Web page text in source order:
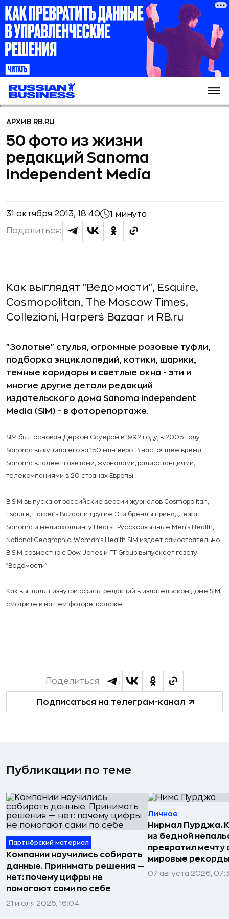
АРХИВ RB.RU
50 фото из жизни
редакций Sanoma
Independent Media
31 октября 2013, 18:40 1 минута
Поделиться:
Как выглядят "Ведомости", Esquire,
Cosmopolitan, The Moscow Times,
Collezioni, Harper`s Bazaar и RB.ru
"Золотые" стулья, огромные розовые туфли,
подборка энциклопедий, котики, шарики,
темные коридоры и светлые окна - эти и
многие другие детали редакций
издательского дома Sanoma Independent
Media (SIM) - в фоторепортаже.
SIM был основан Дерком Сауером в 1992 году, в 2005 году
Sanoma выкупила его за 150 млн евро. В настоящее время
Sanoma владеет газетами, журналами, радиостанциями,
телекомпаниями в 20 странах Европы.
В SIM выпускают российские версии журналов Cosmopolitan,
Esquire, Harper's Bazaar и другие. Эти бренды принадлежат
Sanoma и медиахолдингу Hearst. Русскоязычные Men's Health,
National Geographic, Woman's Health SIM издает самостоятельно.
В SIM совместно с Dow Jones и FT Group выпускает газету
"Ведомости".
Как выглядят изнутри офисы редакций в издательском доме SIM,
смотрите в нашем фоторепортаже:
Подписаться на телеграм-канал
Поделиться:
Публикации по теме
Партнёрский материал
Компании научились собирать
данные. Принимать решения —
нет: почему цифры не
помогают сами по себе
21 июля 2026, 16:04
Личное
Нирмал Пурджа.
из бедной
превратил мечту
мировые рекорды
07 августа 2026,